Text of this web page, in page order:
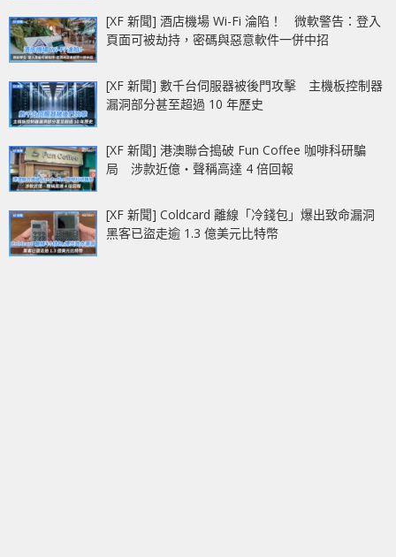
[XF 新聞] 酒店機場 Wi-Fi 淪陷！ 微軟警告：登入
頁面可被劫持，密碼與惡意軟件一併中招
[XF 新聞] 數千台伺服器被後門攻擊 主機板控制器
漏洞部分甚至超過 10 年歷史
[XF 新聞] 港澳聯合搗破 Fun Coffee 咖啡科研騙
局 涉款近億‧聲稱高達 4 倍回報
[XF 新聞] Coldcard 離線「冷錢包」爆出致命漏洞
黑客已盜走逾 1.3 億美元比特幣